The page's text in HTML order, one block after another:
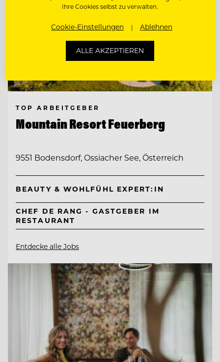
TOP ARBEITGEBER
Mountain Resort Feuerberg
9551 Bodensdorf, Ossiacher See, Österreich
BEAUTY & WOHLFÜHL EXPERT:IN
CHEF DE RANG - GASTGEBER IM
RESTAURANT
Entdecke alle Jobs
Ihre Cookies selbst zu verwalten.
Cookie-Einstellungen Ablehnen
ALLE AKZEPTIEREN